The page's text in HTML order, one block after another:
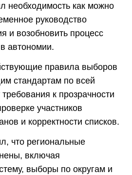
необходимость как можно
руководство
и возобновить процесс
автономии.
правила выборов
стандартам по всей
к прозрачности
участников
и корректности списков.
что региональные
включая
выборы по округам и